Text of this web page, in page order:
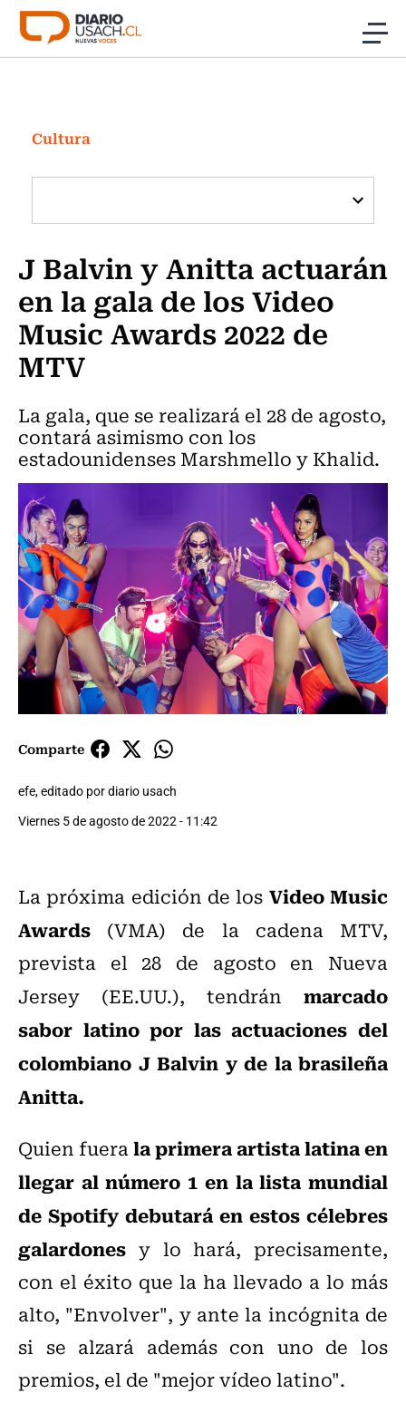
Click acá para ir directamente al contenido
Investigación
Cultura
Programas Radio y TV Usach
Cultura
J Balvin y Anitta actuarán
en la gala de los Video
Music Awards 2022 de
MTV
La gala, que se realizará el 28 de agosto,
contará asimismo con los
estadounidenses Marshmello y Khalid.
Comparte
efe, editado por diario usach
Viernes 5 de agosto de 2022 - 11:42
La próxima edición de los Video Music
Awards (VMA) de la cadena MTV,
prevista el 28 de agosto en Nueva
Jersey (EE.UU.), tendrán marcado
sabor latino por las actuaciones del
colombiano J Balvin y de la brasileña
Anitta.
Quien fuerala primera artista latina en
llegar al número 1 en la lista mundial
de Spotify debutará en estos célebres
galardones y lo hará, precisamente,
con el éxito que la ha llevado a lo más
alto, "Envolver", y ante la incógnita de
si se alzará además con uno de los
premios, el de "mejor vídeo latino".